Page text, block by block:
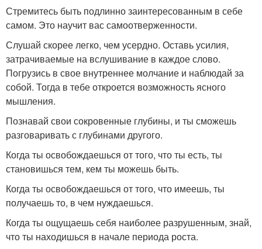
Стремитесь быть подлинно заинтересованным в себе
самом. Это научит вас самоотверженности.
Слушай скорее легко, чем усердно. Оставь усилия,
затрачиваемые на вслушивание в каждое слово.
Погрузись в свое внутреннее молчание и наблюдай за
собой. Тогда в тебе откроется возможность ясного
мышления.
Познавай свои сокровенные глубины, и ты сможешь
разговаривать с глубинами другого.
Когда ты освобождаешься от того, что ты есть, ты
становишься тем, кем ты можешь быть.
Когда ты освобождаешься от того, что имеешь, ты
получаешь то, в чем нуждаешься.
Когда ты ощущаешь себя наиболее разрушенным, знай,
что ты находишься в начале периода роста.